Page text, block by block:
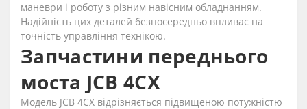
маневри і роботу з різним навісним обладнанням.
Надійність цих деталей безпосередньо впливає на
точність управління технікою.
Запчастини переднього
моста JCB 4CX
Модель JCB 4CX відрізняється підвищеною потужністю